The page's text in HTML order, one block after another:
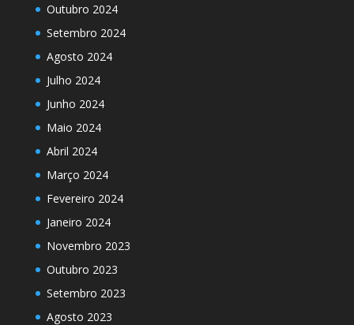
Outubro 2024
Setembro 2024
Agosto 2024
Julho 2024
Junho 2024
Maio 2024
Abril 2024
Março 2024
Fevereiro 2024
Janeiro 2024
Novembro 2023
Outubro 2023
Setembro 2023
Agosto 2023